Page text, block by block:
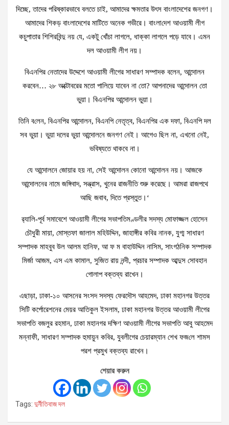
দিচ্ছে, তাদের পরিষ্কারভাবে বলতে চাই, আমাদের ক্ষমতার উৎস বাংলাদেশের জনগণ।
আমাদের শিকড় বাংলাদেশের মাটিতে অনেক গভীরে। বাংলা‌দেশ আওয়ামী লীগ
কচুপাতার শিশিরবিন্দু নয় যে, একটু খোঁচা লাগলে, ধাক্কা লাগলে পড়ে যাবে। এমন
দল আওয়ামী লীগ নয়।
বিএনপির নেতাদের উদ্দেশে আওয়ামী লীগের সাধারণ সম্পাদক বলেন, আন্দোলন
করবেন… ২৮ অক্টোবরের মতো পালিয়ে যাবেন না তো? আপনাদের আন্দোলন তো
ভুয়া। বিএনপির আন্দোলন ভুয়া।
তি‌নি ব‌লেন, বিএনপির আন্দোলন, বিএনপি নেতৃত্ব, বিএনপির এক দফা, বিএনপি দল
সব ভুয়া। ভুয়া দলের ভুয়া আন্দোলনে জনগণ নেই। আগেও ছিল না, এখনো নেই,
ভবিষ্যতে থাকবে না।
যে আন্দোলনে জোয়ার হয় না, সেই আন্দোলন কোনো আন্দোলন নয়। আজকে
আন্দোলনের নামে জঙ্গিবাদ, সন্ত্রাস, খুনের রাজনীতি শুরু করেছে। আমরা রাজপথে
আছি জবাব, দিতে প্রস্তুত।‘
র‌্যালি-পূর্ব সমাবেশে আওয়ামী লীগের সভাপতিমণ্ডলীর সদস্য মোফাজ্জল হোসেন
চৌধুরী মায়া, মোস্তফা জালাল মহিউদ্দিন, জাহাঙ্গীর ক‌বির নানক, যুগ্ম সাধারণ
সম্পাদক মাহবুব উল আলম হানিফ, আ ফ ম বাহাউদ্দিন নাসিম, সাংগঠনিক সম্পাদক
মির্জা আজম, এস এম কামাল, সু‌জিত রায় নন্দী, প্রচার সম্পাদক আব্দুস সোবহান
গোলাপ বক্তব্য রাখেন।
এছাড়া, ঢাকা-১০ আসনের সংসদ সদস্য ফেরদৌস আহমেদ, ঢাকা মহানগর উত্তর
সিটি কর্পোরেশনের মেয়র আতিকুল ইসলাম, ঢাকা মহানগর উত্তর আওয়ামী লীগের
সভাপতি বজলুর রহমান, ঢাকা মহানগর দক্ষিণ আওয়ামী লীগের সভাপতি আবু আহমেদ
মন্নাফী, সাধারণ সম্পাদক হুমায়ুন কবির, যুবলীগের চেয়ারম্যান শেখ ফজ‌লে শামস
পরশ প্রমুখ বক্তব্য রাখেন।
শেয়ার করুন
Tags: দুর্নীতিবাজ দল